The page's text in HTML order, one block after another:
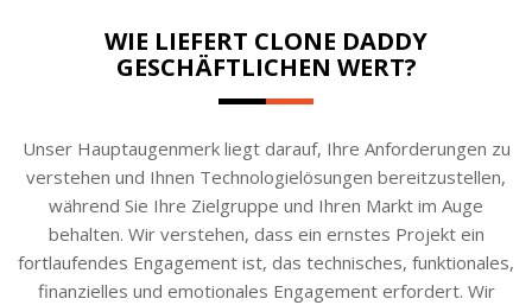
WIE LIEFERT CLONE DADDY
GESCHÄFTLICHEN WERT?
Unser Hauptaugenmerk liegt darauf, Ihre Anforderungen zu
verstehen und Ihnen Technologielösungen bereitzustellen,
während Sie Ihre Zielgruppe und Ihren Markt im Auge
behalten. Wir verstehen, dass ein ernstes Projekt ein
fortlaufendes Engagement ist, das technisches, funktionales,
finanzielles und emotionales Engagement erfordert. Wir